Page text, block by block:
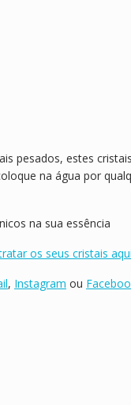
pesados, estes
na água por
na sua essência
os seus cristais aqui
, Instagram ou